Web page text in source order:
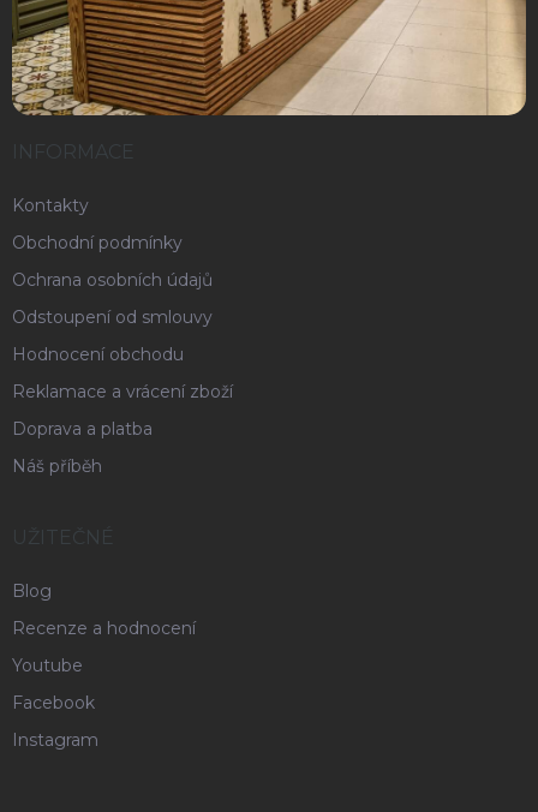
INFORMACE
Kontakty
Obchodní podmínky
Ochrana osobních údajů
Odstoupení od smlouvy
Hodnocení obchodu
Reklamace a vrácení zboží
Doprava a platba
Náš příběh
UŽITEČNÉ
Blog
Recenze a hodnocení
Youtube
Facebook
Instagram